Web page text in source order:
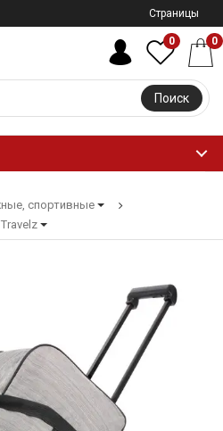
Страницы
Поиск
0 0
спортивные
Travelz